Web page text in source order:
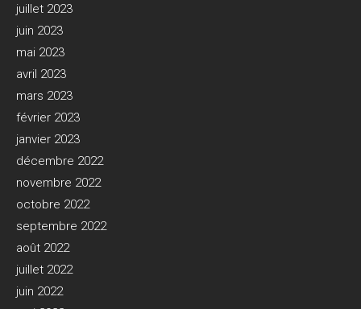
juillet 2023
juin 2023
mai 2023
avril 2023
mars 2023
février 2023
janvier 2023
décembre 2022
novembre 2022
octobre 2022
septembre 2022
août 2022
juillet 2022
juin 2022